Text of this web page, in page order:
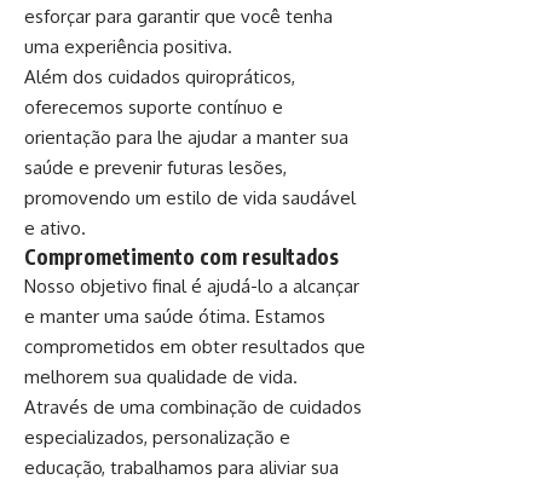
esforçar para garantir que você tenha
uma experiência positiva.
Além dos cuidados quiropráticos,
oferecemos suporte contínuo e
orientação para lhe ajudar a manter sua
saúde e prevenir futuras lesões,
promovendo um estilo de vida saudável
e ativo.
Comprometimento com resultados
Nosso objetivo final é ajudá-lo a alcançar
e manter uma saúde ótima. Estamos
comprometidos em obter resultados que
melhorem sua qualidade de vida.
Através de uma combinação de cuidados
especializados, personalização e
educação, trabalhamos para aliviar sua